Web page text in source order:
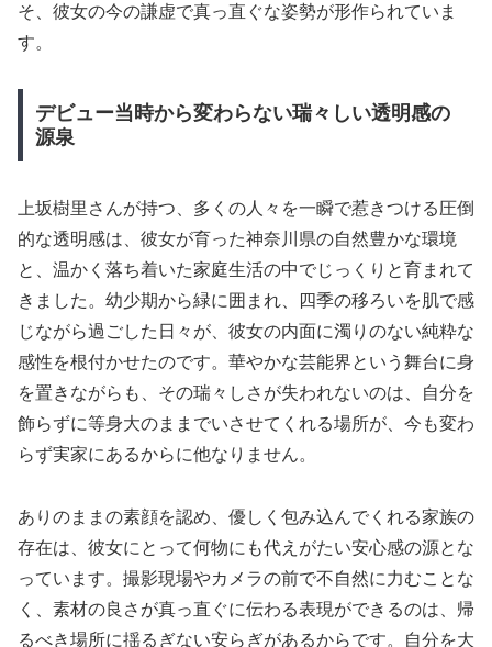
そ、彼女の今の謙虚で真っ直ぐな姿勢が形作られていま
す。
デビュー当時から変わらない瑞々しい透明感の
源泉
上坂樹里さんが持つ、多くの人々を一瞬で惹きつける圧倒
的な透明感は、彼女が育った神奈川県の自然豊かな環境
と、温かく落ち着いた家庭生活の中でじっくりと育まれて
きました。幼少期から緑に囲まれ、四季の移ろいを肌で感
じながら過ごした日々が、彼女の内面に濁りのない純粋な
感性を根付かせたのです。華やかな芸能界という舞台に身
を置きながらも、その瑞々しさが失われないのは、自分を
飾らずに等身大のままでいさせてくれる場所が、今も変わ
らず実家にあるからに他なりません。
ありのままの素顔を認め、優しく包み込んでくれる家族の
存在は、彼女にとって何物にも代えがたい安心感の源とな
っています。撮影現場やカメラの前で不自然に力むことな
く、素材の良さが真っ直ぐに伝わる表現ができるのは、帰
るべき場所に揺るぎない安らぎがあるからです。自分を大